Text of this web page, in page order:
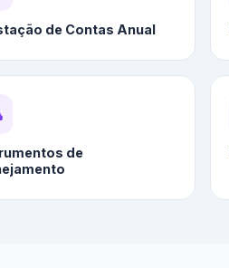
de Contas Anual
de